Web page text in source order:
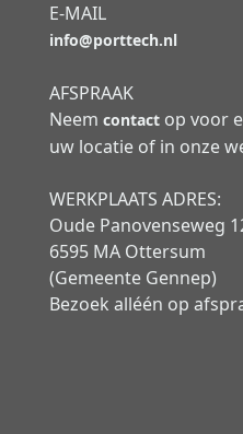
E-MAIL
info@porttech.nl
AFSPRAAK
Neem contact op voor
uw locatie of in onze
WERKPLAATS ADRES:
Oude Panovenseweg
6595 MA Ottersum
(Gemeente Gennep)
Bezoek alléén op